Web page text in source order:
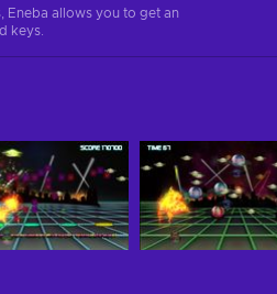
Eneba allows you to get an
keys.